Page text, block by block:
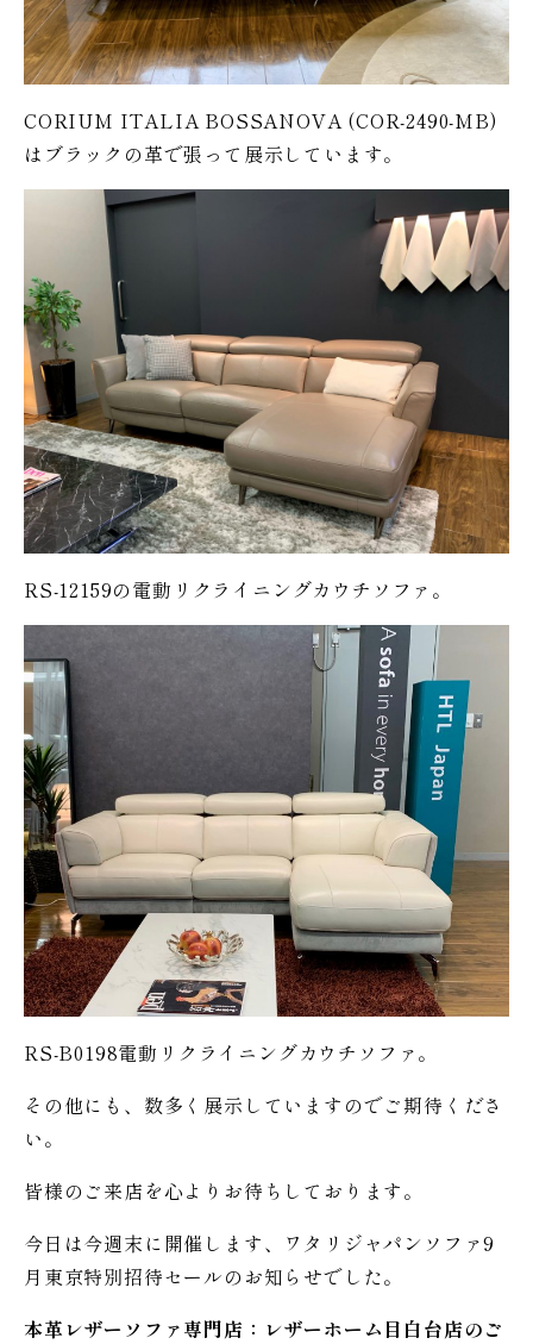
CORIUM ITALIA BOSSANOVA (COR-2490-MB)
はブラックの革で張って展示しています。
RS-12159の電動リクライニングカウチソファ。
RS-B0198電動リクライニングカウチソファ。
その他にも、数多く展示していますのでご期待くださ
い。
皆様のご来店を心よりお待ちしております。
今日は今週末に開催します、ワタリジャパンソファ9
月東京特別招待セールのお知らせでした。
本革レザーソファ専門店：レザーホーム 目白台店のご